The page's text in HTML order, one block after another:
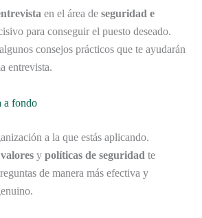
en el área de seguridad e
para conseguir el puesto deseado.
consejos prácticos que te ayudarán
entrevista.
a fondo
a la que estás aplicando.
valores y políticas de seguridad te
de manera más efectiva y